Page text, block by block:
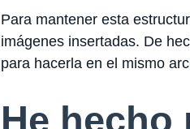
Para mantener esta
imágenes insertadas. De
para hacerla en el mismo
He hecho